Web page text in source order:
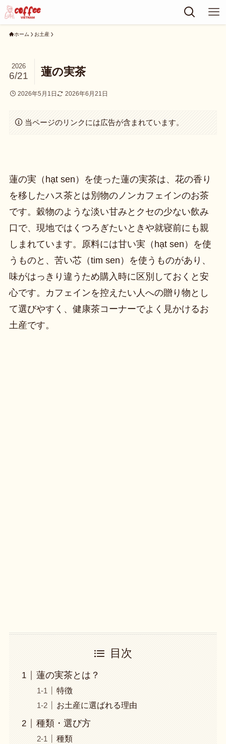
ホーム お土産
蓮の実茶
2026
6/21
2026年5月1日 2026年6月21日
当ページのリンクには広告が含まれています。
蓮の実（hạt sen）を使った蓮の実茶は、花の香り
を移したハス茶とは別物のノンカフェインのお茶
です。穀物のような淡い甘みとクセの少ない飲み
口で、現地ではくつろぎたいときや就寝前にも親
しまれています。原料には甘い実（hạt sen）を使
うものと、苦い芯（tim sen）を使うものがあり、
味がはっきり違うため購入時に区別しておくと安
心です。カフェインを控えたい人への贈り物とし
て選びやすく、健康茶コーナーでよく見かけるお
土産です。
目次
蓮の実茶とは？
特徴
お土産に選ばれる理由
種類・選び方
種類